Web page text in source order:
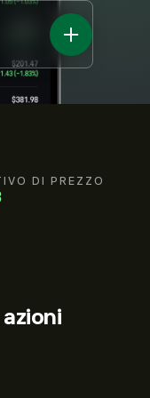
DI PREZZO